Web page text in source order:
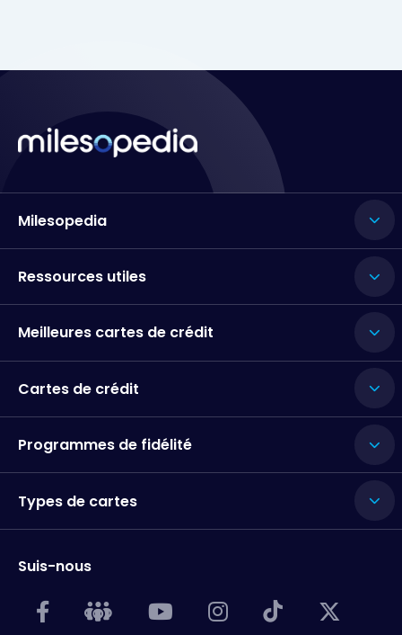
Milesopedia
Ressources utiles
Meilleures cartes de crédit
Cartes de crédit
Programmes de fidélité
Types de cartes
Suis-nous